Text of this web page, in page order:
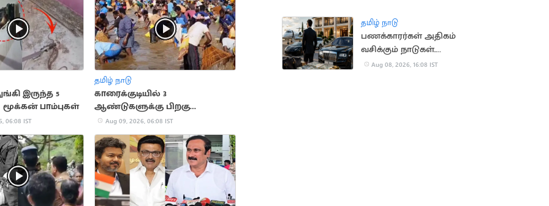
இருந்த 5
பாம்புகள்
06:08 IST
தமிழ் நாடு
காரைக்குடியில் 3
ஆண்டுகளுக்கு பிறகு
நடைபெற்ற பாரம்பரிய மீன்பிடி
திருவிழா
Aug 09, 2026, 06:08 IST
தமிழ் நாடு
பணக்காரர்கள் அதிகம்
வசிக்கும் நாடுகள்..
முதலிடத்தை பிடித்த
Aug 08, 2026, 16:08 IST